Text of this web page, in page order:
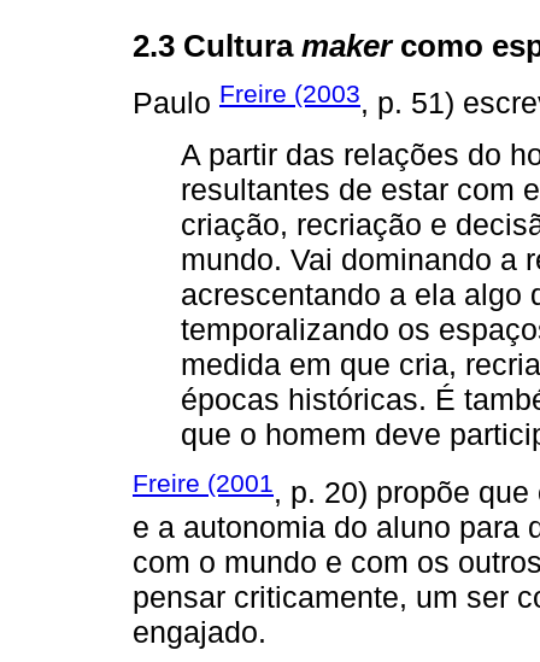
2.3 Cultura makercomo
Paulo Freire (2003, p. 51)
A partir das relações do
resultantes de estar com
criação, recriação e
mundo. Vai dominando a
acrescentando a ela algo
temporalizando os
medida em que cria,
épocas históricas. É
que o homem deve
Freire (2001, p. 20) propõe
e a autonomia do aluno para
com o mundo e com os
pensar criticamente, um ser
engajado.